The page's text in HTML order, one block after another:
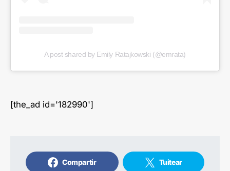
A post shared by Emily Ratajkowski (@emrata)
[the_ad id='182990']
Compartir Tuitear